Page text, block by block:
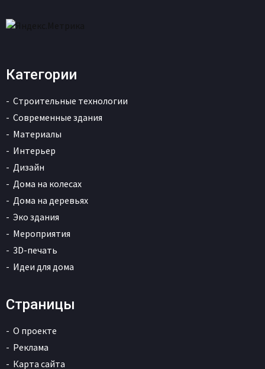
Категории
Строительные технологии
Современные здания
Материалы
Интерьер
Дизайн
Дома на колесах
Дома на деревьях
Эко здания
Мероприятия
3D-печать
Идеи для дома
Страницы
О проекте
Реклама
Карта сайта